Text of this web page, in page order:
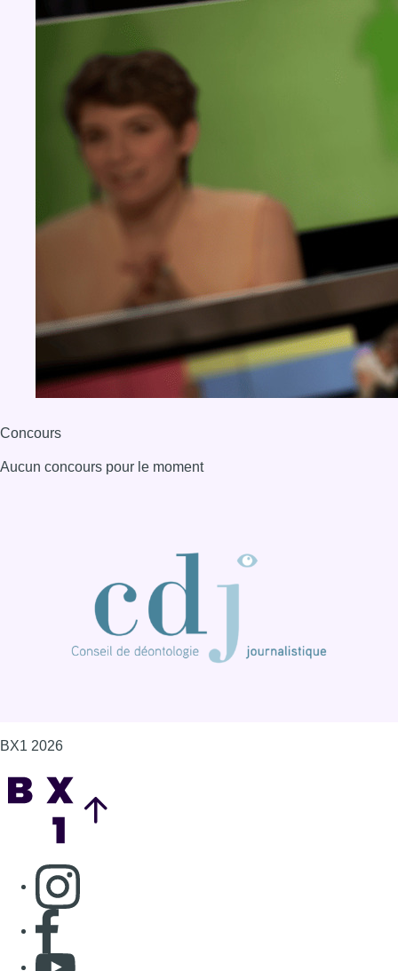
Concours
Aucun concours pour le moment
BX1 2026
Consulter page Instagram
Consulter page Facebook
Consulter Youtube